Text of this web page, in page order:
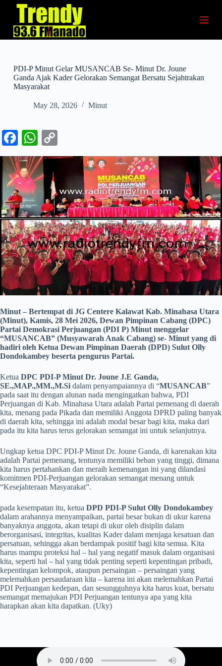
p
o
n
PDI-P Minut Gelar MUSANCAB Se- Minut Dr. Joune
Ganda Ajak Kader Gelorakan Semangat Bersatu Sejahtrakan
Masyarakat
May 28, 2026 Minut
Fa
ce
bo
ok
W
ha
ts
A
pp
op
Li
nk
Minut – Bertempat di JG Centere Kalawat Kab. Minahasa Utara
(Minut), Kamis, 28 Mei 2026, Dewan Pimpinan Cabang (DPC)
Partai Demokrasi Perjuangan (PDI P) Minut menggelar
“MUSANCAB” (Musyawarah Anak Cabang) se- Minut yang di
hadiri oleh Ketua Dewan Pimpinan Daerah (DPD) Sulut Olly
Dondokambey beserta pengurus Partai.
Ketua DPC PDI-P Minut Dr. Joune J.E Ganda,
SE.,MAP.,MM.,M.Si dalam penyampaiannya di “MUSANCAB”
pada saat itu dengan alunan nada mengingatkan bahwa, PDI
Perjuangan di Kab. Minahasa Utara adalah Partai pemenang di daerah
kita, menang pada Pikada dan memiliki Anggota DPRD paling banyak
di daerah kita, sehingga ini adalah modal besar bagi kita, maka dari
pada itu kita harus terus gelorakan semangat ini untuk selanjutnya.
Ungkap ketua DPC PDI-P Minut Dr. Joune Ganda, di karenakan kita
adalah Partai pemenang, tentunya memiliki beban yang tinggi, dimana
kita harus pertahankan dan meraih kemenangan ini yang dilandasi
komitmen PDI-Perjuangan gelorakan semangat menang untuk
“Kesejahteraan Masyarakat”.
pada kesempatan itu, ketua DPD PDI-P Sulut Olly Dondokambey
dalam arahannya menyampaikan, partai besar bukan di ukur karena
banyaknya anggota, akan tetapi di ukur oleh disiplin dalam
berorganisasi, integritas, kualitas Kader dalam menjaga kesatuan dan
persatuan, sehingga akan berdampak positif bagi kita semua. Kita
harus mampu proteksi hal – hal yang negatif masuk dalam organisasi
kita, seperti hal – hal yang tidak penting seperti kepentingan pribadi,
kepentingan kelompok, ataupun persaingan – persaingan yang
melemahkan persaudaraan kita – karena ini akan melemahkan Partai
PDI Perjuangan kedepan, dan sesungguhnya kita harus kuat, bersatu
semangat memajukan PDI Perjuangan tentunya apa yang kita
harapkan akan kita dapatkan. (Uky)